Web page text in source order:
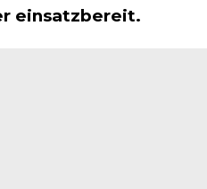
einsatzbereit.